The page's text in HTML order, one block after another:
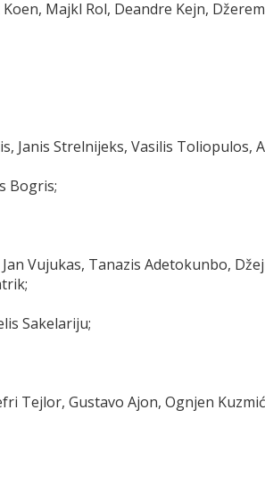
Majkl Rol, Deandre Kejn,
Janis Strelnijeks, Vasilis Toliopulos,
Bogris;
Vujukas, Tanazis Adetokunbo,
Sakelariju;
Tejlor, Gustavo Ajon, Ognjen